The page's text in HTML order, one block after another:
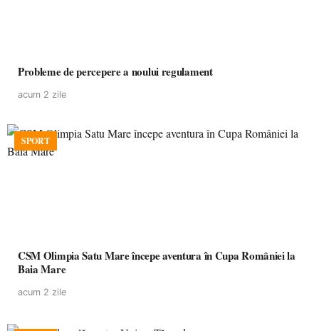
Probleme de percepere a noului regulament
acum 2 zile
SPORT
CSM Olimpia Satu Mare începe aventura în Cupa României la
Baia Mare
acum 2 zile